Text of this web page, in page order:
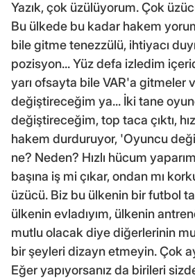
Yazık, çok üzülüyorum. Çok
Bu ülkede bu kadar hakem
bile gitme tenezzülü, ihtiyacı
pozisyon... Yüz defa izledim
yarı ofsayta bile VAR'a gitmeler
değiştireceğim ya... İki tane
değiştireceğim, top taca çıktı,
hakem durduruyor, 'Oyuncu
ne? Neden? Hızlı hücum
başına iş mi çıkar, ondan mı
üzücü. Biz bu ülkenin bir futbol
ülkenin evladıyım, ülkenin
mutlu olacak diye diğerlerinin
bir şeyleri dizayn etmeyin. Çok
Eğer yapıyorsanız da birileri